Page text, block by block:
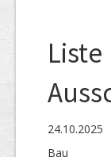
Liste
24.10.2025
Bau